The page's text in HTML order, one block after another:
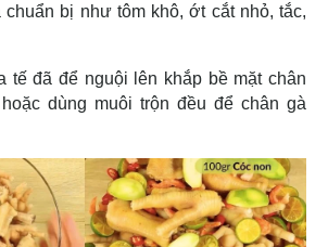
chuẩn bị như tôm khô, ớt cắt nhỏ, tắc,
tế đã để nguội lên khắp bề mặt chân
dùng muôi trộn đều để chân gà